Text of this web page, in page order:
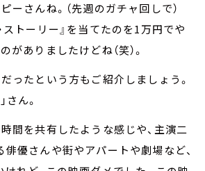
ーさんね。（先週のガチャ回しで）
ストーリー』を当てたのを1万円でや
がありましたけどね（笑）。
ったという方もご紹介しましょう。
さん。
間を共有したような感じや、主演二
優さんや街やアパートや劇場など、